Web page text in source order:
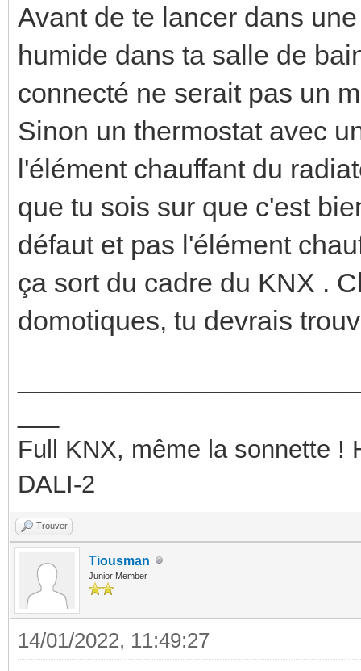
Avant de te lancer dans
humide dans ta salle de
connecté ne serait pas un
Sinon un thermostat avec
l'élément chauffant du
que tu sois sur que c'est
défaut et pas l'élément
ça sort du cadre du KNX .
domotiques, tu devrais
Full KNX, même la sonnette !
DALI-2
Trouver
Tiousman
Junior Member
14/01/2022, 11:49:27